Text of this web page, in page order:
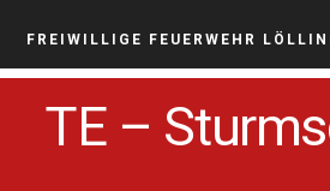
FREIWILLIGE FEUERWEHR
TE –